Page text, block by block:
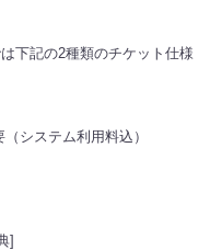
下記の2種類のチケット仕様
システム利用料込）
]